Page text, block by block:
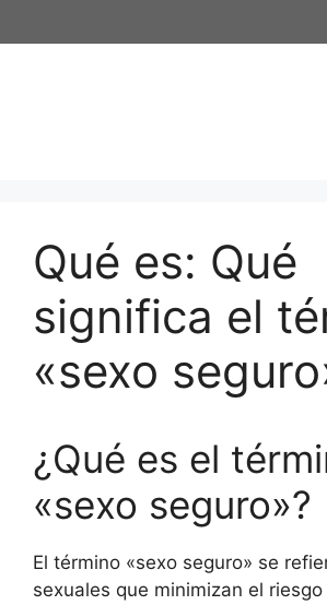
al
Qué es: Qué
significa el
«sexo
¿Qué es el
«sexo seguro»?
El término «sexo seguro» se
sexuales que minimizan el riesgo